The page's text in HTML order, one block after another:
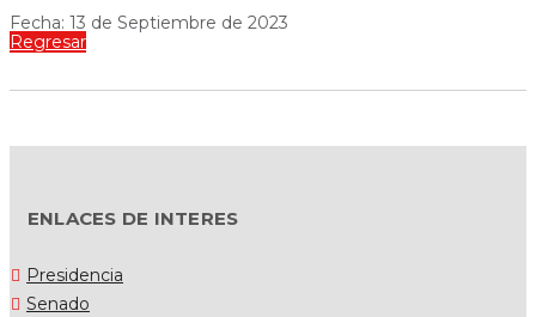
Fecha: 13 de Septiembre de 2023
Regresar
ENLACES DE INTERES
Presidencia
Senado